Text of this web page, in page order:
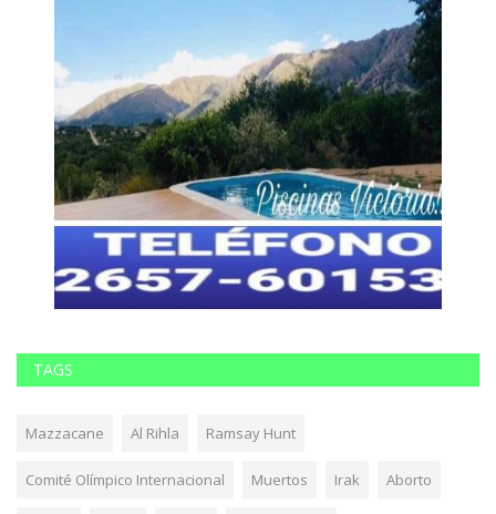
TAGS
Mazzacane Al Rihla Ramsay Hunt
Comité Olímpico Internacional Muertos Irak Aborto